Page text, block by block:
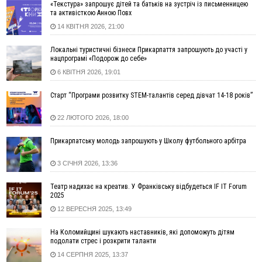
територіях
17:20
Українці подали рекордну кількість заяв до університетів.
Які спеціальності обирають
16:43
Зарплати на Прикарпатті за місяць зросли на 10%, але до
середньої по Україні ще далеко
16:14
Франківець, який стріляв біля АЗС, вийшов під заставу та
був повторно затриманий
15:54
Прикарпатець прийшов у Пенсійний та заявив поліції про
гранату, бо йому не нарахували пенсію
14:59
У Болгарії затримали прикарпатця, який виготовляв
наркотики для міжнародного синдикату
14:47
Стефанішина отримала нову підозру. Їй обирають
запобіжний захід
майже 64 тисячі гривень
13:13
У четвер на Прикарпатті очікується сильна спека до 39°
13:00
На Снятинщині спіймали чоловіка, який зливав з цистерни
у полі невідому речовину
12:29
У МОЗ змінили підхід до госпіталізації та оновили правила
роботи стаціонарів
«Текстура» запрошує дітей та батьків на зустріч із письменницею
та активісткою Анною Повх
14 КВІТНЯ 2026, 21:00
Локальні туристичні бізнеси Прикарпаття запрошують до участі у
нацпрограмі «Подорож до себе»
6 КВІТНЯ 2026, 19:01
Старт “Програми розвитку STEM-талантів серед дівчат 14-18 років”
22 ЛЮТОГО 2026, 18:00
Прикарпатську молодь запрошують у Школу футбольного арбітра
3 СІЧНЯ 2026, 13:36
Театр надихає на креатив. У Франківську відбудеться IF IT Forum
2025
12 ВЕРЕСНЯ 2025, 13:49
На Коломийщині шукають наставників, які допоможуть дітям
подолати стрес і розкрити таланти
14 СЕРПНЯ 2025, 13:37